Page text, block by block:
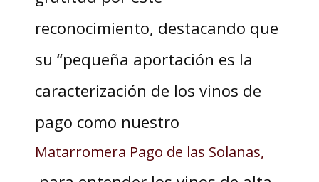
reconocimiento, destacando que
su “pequeña aportación es la
caracterización de los vinos de
pago como nuestro
Matarromera Pago de las Solanas,